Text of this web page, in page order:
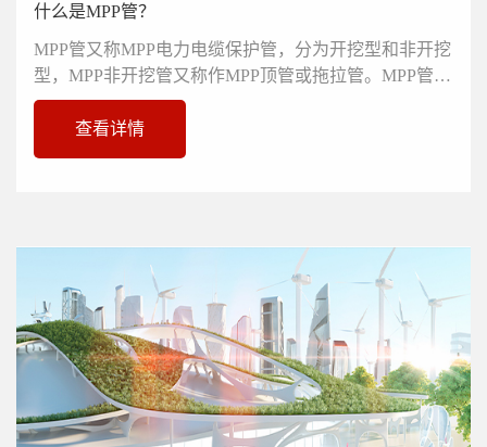
什么是MPP管？
MPP管又称MPP电力电缆保护管，分为开挖型和非开挖
型，MPP非开挖管又称作MPP顶管或拖拉管。MPP管采
用改性聚丙烯为主要原材料。具...
查看详情